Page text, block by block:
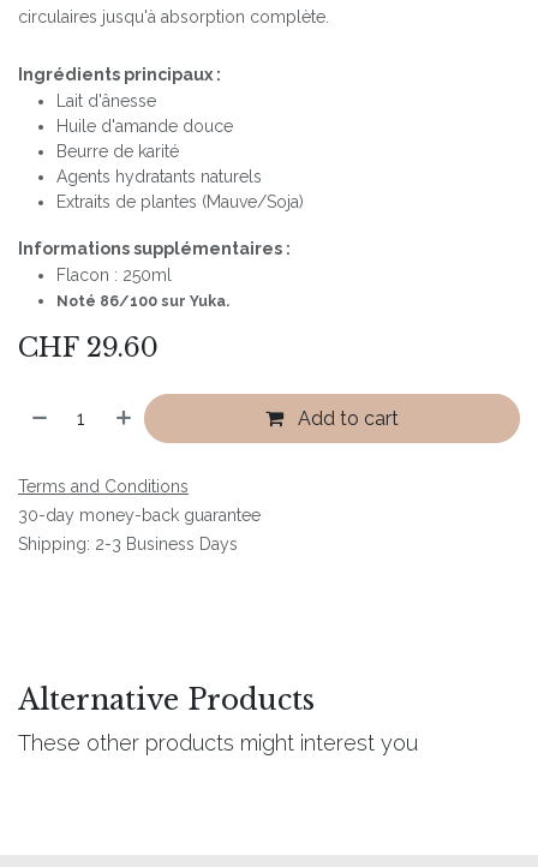
circulaires jusqu'à absorption complète.
Ingrédients principaux :
Lait d'ânesse
Huile d'amande douce
Beurre de karité
Agents hydratants naturels
Extraits de plantes (Mauve/Soja)
Informations supplémentaires :
Flacon : 250ml
Noté 86/100 sur Yuka.
CHF 29.60
Add to cart
Terms and Conditions
30-day money-back guarantee
Shipping: 2-3 Business Days
Alternative Products
These other products might interest you